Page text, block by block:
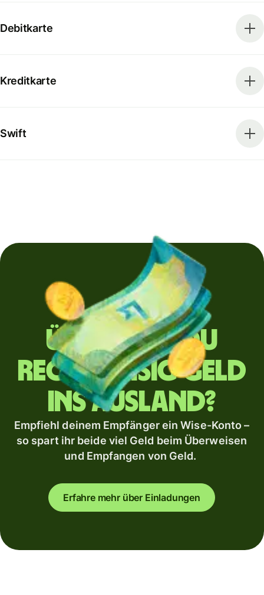
Debitkarte
Kreditkarte
Swift
Überweist du
regelmäßig Geld
ins Ausland?
Empfiehl deinem Empfänger ein Wise-Konto –
so spart ihr beide viel Geld beim Überweisen
und Empfangen von Geld.
Erfahre mehr über Einladungen